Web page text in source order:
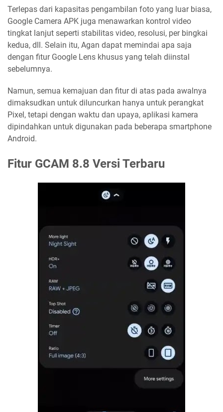
Terlepas dari kapasitas pengambilan foto yang luar biasa,
Google Camera APK juga menawarkan kontrol video
tingkat lanjut seperti stabilitas video, resolusi, per bingkai
kedua, dll. Selain itu, Agan dapat memindai apa saja
dengan fitur Google Lens khusus yang telah diinstal
sebelumnya.
Namun, semua kemajuan dan fitur di atas pada awalnya
dimaksudkan untuk diluncurkan hanya untuk perangkat
Pixel, tetapi dengan waktu dan upaya, aplikasi kamera
dipindahkan untuk digunakan pada beberapa smartphone
Android.
Fitur GCAM 8.8 Versi Terbaru